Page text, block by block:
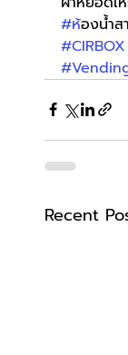
#หองน้ำส
#CIRBOX
Recent